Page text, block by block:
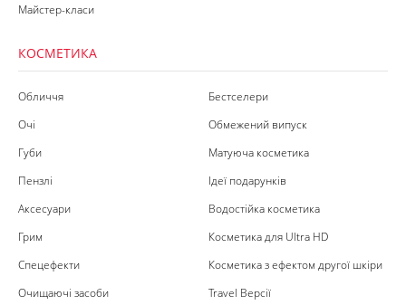
Майстер-класи
КОСМЕТИКА
Обличчя
Очі
Губи
Пензлі
Аксесуари
Грим
Спецефекти
Очищаючі засоби
Бестселери
Обмежений випуск
Матуюча косметика
Ідеї подарунків
Водостійка косметика
Косметика для Ultra HD
Косметика з ефектом другої шкіри
Travel Версії